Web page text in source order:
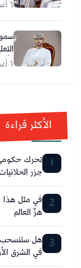
٦ أغسطس ٢٠٢٦
٦ أغسطس ٢٠٢٦
الأكثر قراءة
1 تحرك
جزر الحلانيات
2
هزّ العالم
3 هل ستنسحب
في الشرق